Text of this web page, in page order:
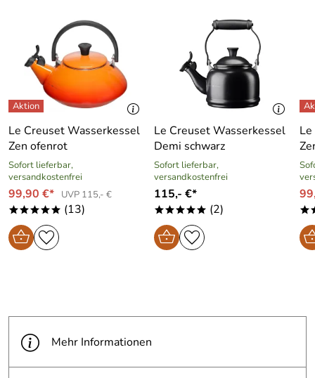
Artikel nicht leer erhitzen. Diese können dadurch
beschädigt werden. - Nur zum Kochen von ungesalzenem
Wasser geeignet. Kochen Sie keine anderen Flüssigkeiten
als Wasser in dem Wasserkocher.
Le Creuset Wasserkessel
Zen ofenrot
Sofort lieferbar,
versandkostenfrei
99,90 €* UVP 115,- €
***** (13)
Le Creuset Wasserkessel
Demi schwarz
Sofort lieferbar,
versandkostenfrei
115,- €*
***** (2)
Mehr Informationen